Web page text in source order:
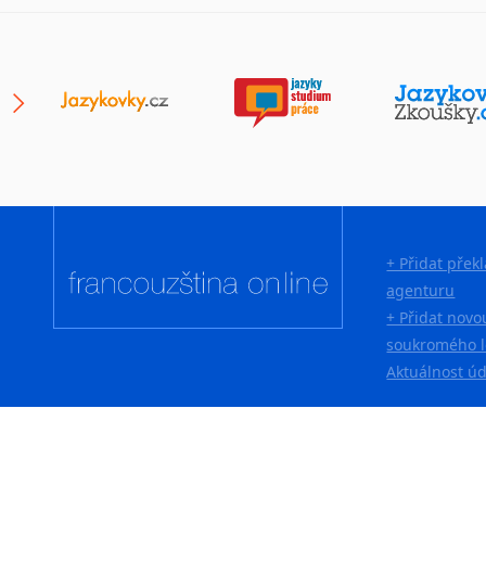
+ Přidat
agenturu
+ Přidat
soukromého
Aktuálnost